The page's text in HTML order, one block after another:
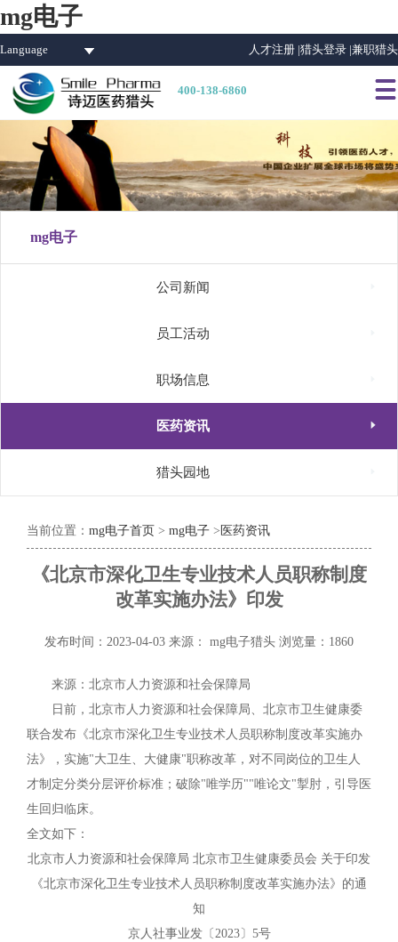
mg电子
Language 人才注册 |猎头登录 |兼职猎头
400-138-6860 
mg电子
公司新闻
员工活动
职场信息
医药资讯 
猎头园地
当前位置： mg电子首页 > mg电子 > 医药资讯
《北京市深化卫生专业技术人员职称制度
改革实施办法》印发
发布时间：2023-04-03 来源： mg电子猎头 浏览量：1860
来源：北京市人力资源和社会保障局
日前，北京市人力资源和社会保障局、北京市卫生健康委
联合发布《北京市深化卫生专业技术人员职称制度改革实施办
法》，实施"大卫生、大健康"职称改革，对不同岗位的卫生人
才制定分类分层评价标准；破除"唯学历""唯论文"掣肘，引导医
生回归临床。
全文如下：
北京市人力资源和社会保障局 北京市卫生健康委员会 关于印发
《北京市深化卫生专业技术人员职称制度改革实施办法》的通
知
京人社事业发〔2023〕5号